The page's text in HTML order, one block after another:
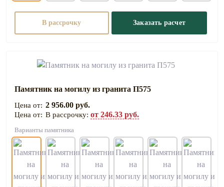
В рассрочку Заказать расчет
Памятник на могилу из гранита П575
2 956.00 руб.
В рассрочку: от 246.33 руб.
Варианты памятника